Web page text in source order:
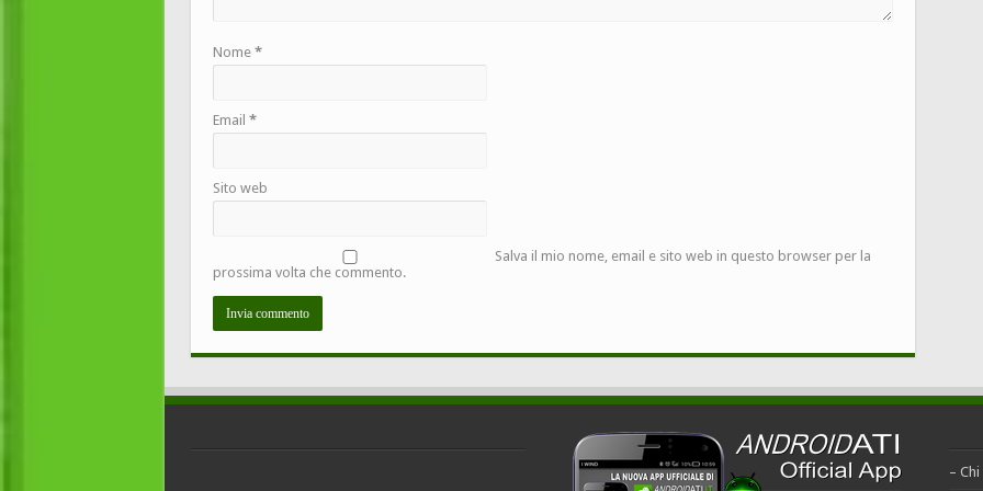
Nome *
Email *
Sito web
Salva il mio nome, email e sito web in questo browser per la
prossima volta che commento.
–